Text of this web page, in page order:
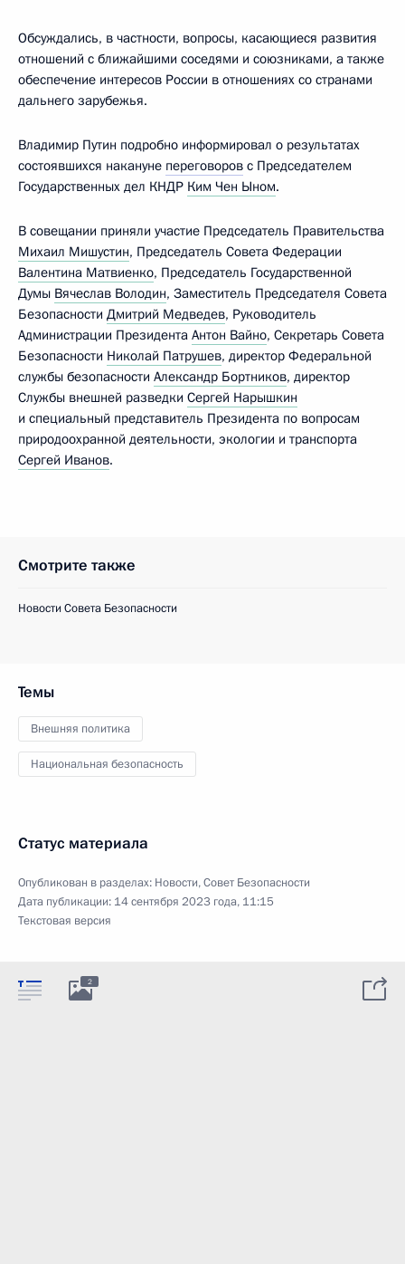
Обсуждались, в частности, вопросы, касающиеся развития
отношений с ближайшими соседями и союзниками, а также
обеспечение интересов России в отношениях со странами
дальнего зарубежья.
Владимир Путин подробно информировал о результатах
состоявшихся накануне переговоров с Председателем
Государственных дел КНДР Ким Чен Ыном.
В совещании приняли участие Председатель Правительства
Михаил Мишустин, Председатель Совета Федерации
Валентина Матвиенко, Председатель Государственной
Думы Вячеслав Володин, Заместитель Председателя Совета
Безопасности Дмитрий Медведев, Руководитель
Администрации Президента Антон Вайно, Секретарь Совета
Безопасности Николай Патрушев, директор Федеральной
службы безопасности Александр Бортников, директор
Службы внешней разведки Сергей Нарышкин
и специальный представитель Президента по вопросам
природоохранной деятельности, экологии и транспорта
Сергей Иванов.
Смотрите также
Новости Совета Безопасности
Темы
Внешняя политика
Национальная безопасность
Статус материала
Опубликован в разделах: Новости,Совет Безопасности
Дата публикации: 14 сентября 2023 года, 11:15
Текстовая версия
2